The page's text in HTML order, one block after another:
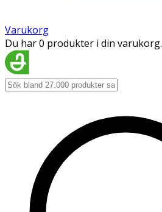
Varukorg
Du har 0 produkter i din varukorg.